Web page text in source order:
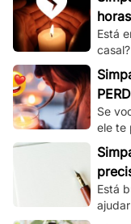
fazer!
Está
Se
ele te
Está